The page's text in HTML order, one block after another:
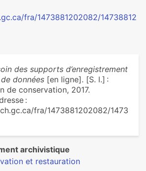
fra/1473881202082/14738812
des supports d’enregistrement
données [en ligne]. [S. l.] :
de conservation, 2017.
:
fra/1473881202082/1473
archivistique
et restauration